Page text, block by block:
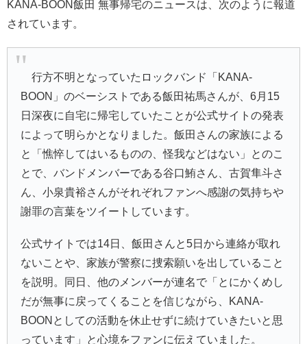
KANA-BOON飯田 無事帰宅のニュースは、次のように報道
されています。
行方不明となっていたロックバンド「 KANA-
BOON 」のベーシストである飯田祐馬さんが、6月15
日深夜に自宅に帰宅していたことが公式サイトの発表
によって明らかとなりました。飯田さんの家族による
と「憔悴してはいるものの、怪我などはない」とのこ
とで、バンドメンバーである谷口鮪さん、古賀隼斗さ
ん、小泉貴裕さんがそれぞれファンへ感謝の気持ちや
謝罪の言葉をツイートしています。
公式サイトでは14日、飯田さんと5日から連絡が取れ
ないことや、家族が警察に捜索願いを出していること
を説明。同日、他のメンバーが連名で「とにかくめし
だが無事に戻ってくることを信じながら、KANA-
BOONとしての活動を休止せずに続けていきたいと思
っています」と心境をファンに伝えていました。